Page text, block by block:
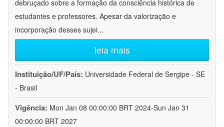
debruçado sobre a formação da consciência histórica de
estudantes e professores. Apesar da valorização e
incorporação desses sujei...
leia mais
Instituição/UF/País: Universidade Federal de Sergipe - SE
- Brasil
Vigência: Mon Jan 08 00:00:00 BRT 2024-Sun Jan 31
00:00:00 BRT 2027